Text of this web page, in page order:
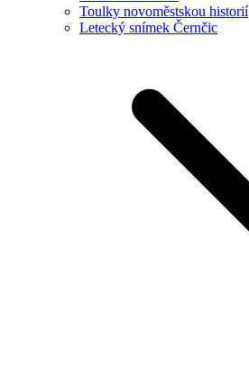
Toulky novoměstskou historií
Letecký snímek Černčic